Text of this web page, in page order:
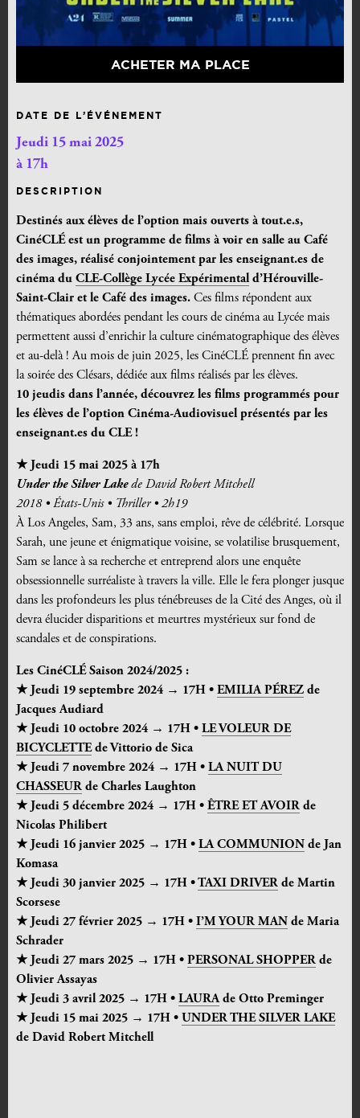
ACHETER MA PLACE
DATE DE L’ÉVÉNEMENT
Jeudi 15 mai 2025
à 17h
DESCRIPTION
Destinés aux élèves de l’option mais ouverts à tout.e.s,
CinéCLÉ est un programme de films à voir en salle au Café
des images, réalisé conjointement par les enseignant.es de
cinéma du CLE-Collège Lycée Expérimental d’Hérouville-
Saint-Clair et le Café des images. Ces films répondent aux
thématiques abordées pendant les cours de cinéma au Lycée mais
permettent aussi d’enrichir la culture cinématographique des élèves
et au-delà ! Au mois de juin 2025, les CinéCLÉ prennent fin avec
la soirée des Clésars, dédiée aux films réalisés par les élèves.
10 jeudis dans l’année, découvrez les films programmés pour
les élèves de l’option Cinéma-Audiovisuel présentés par les
enseignant.es du CLE !
★ Jeudi 15 mai 2025 à 17h
Under the Silver Lakede David Robert Mitchell
2018 • États-Unis • Thriller • 2h19
À Los Angeles, Sam, 33 ans, sans emploi, rêve de célébrité. Lorsque
Sarah, une jeune et énigmatique voisine, se volatilise brusquement,
Sam se lance à sa recherche et entreprend alors une enquête
obsessionnelle surréaliste à travers la ville. Elle le fera plonger jusque
dans les profondeurs les plus ténébreuses de la Cité des Anges, où il
devra élucider disparitions et meurtres mystérieux sur fond de
scandales et de conspirations.
Les CinéCLÉ Saison 2024/2025 :
★ Jeudi 19 septembre 2024 → 17H • EMILIA PÉREZ de
Jacques Audiard
★ Jeudi 10 octobre 2024 → 17H • LE VOLEUR DE
BICYCLETTEde Vittorio de Sica
★ Jeudi 7 novembre 2024 → 17H • LA NUIT DU
CHASSEUR de Charles Laughton
★ Jeudi 5 décembre 2024 → 17H • ÊTRE ET AVOIR de
Nicolas Philibert
★ Jeudi 16 janvier 2025 → 17H • LA COMMUNION de Jan
Komasa
★ Jeudi 30 janvier 2025 → 17H •TAXI DRIVER de Martin
Scorsese
★ Jeudi 27 février 2025 → 17H • I’M YOUR MAN de Maria
Schrader
★ Jeudi 27 mars 2025 → 17H • PERSONAL SHOPPER de
Olivier Assayas
★ Jeudi 3 avril 2025 → 17H • LAURAde Otto Preminger
★ Jeudi 15 mai 2025 → 17H • UNDER THE SILVER LAKE
de David Robert Mitchell